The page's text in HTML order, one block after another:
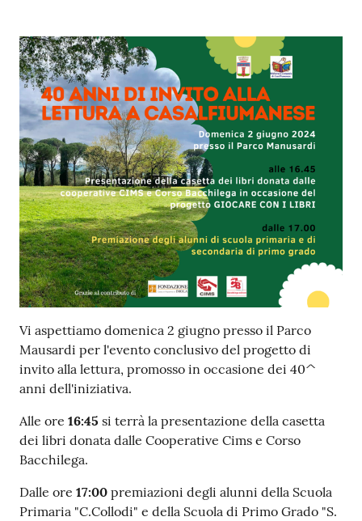
Contenuto
Vi aspettiamo domenica 2 giugno presso il Parco
Mausardi per l'evento conclusivo del progetto di
invito alla lettura, promosso in occasione dei 40^
anni dell'iniziativa.
Alle ore 16:45 si terrà la presentazione della casetta
dei libri donata dalle Cooperative Cims e Corso
Bacchilega.
Dalle ore 17:00 premiazioni degli alunni della Scuola
Primaria "C.Collodi" e della Scuola di Primo Grado "S.